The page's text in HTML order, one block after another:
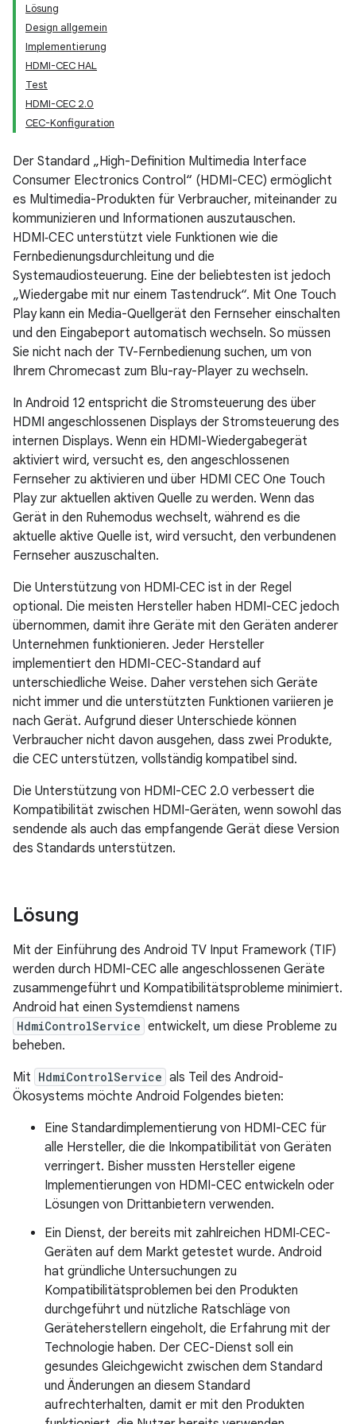
Lösung
Design allgemein
Implementierung
HDMI-CEC HAL
Test
HDMI-CEC 2.0
CEC-Konfiguration
Der Standard „High-Definition Multimedia Interface
Consumer Electronics Control“ (HDMI-CEC) ermöglicht
es Multimedia-Produkten für Verbraucher, miteinander zu
kommunizieren und Informationen auszutauschen.
HDMI‑CEC unterstützt viele Funktionen wie die
Fernbedienungsdurchleitung und die
Systemaudiosteuerung. Eine der beliebtesten ist jedoch
„Wiedergabe mit nur einem Tastendruck“. Mit One Touch
Play kann ein Media-Quellgerät den Fernseher einschalten
und den Eingabeport automatisch wechseln. So müssen
Sie nicht nach der TV-Fernbedienung suchen, um von
Ihrem Chromecast zum Blu-ray-Player zu wechseln.
In Android 12 entspricht die Stromsteuerung des über
HDMI angeschlossenen Displays der Stromsteuerung des
internen Displays. Wenn ein HDMI-Wiedergabegerät
aktiviert wird, versucht es, den angeschlossenen
Fernseher zu aktivieren und über HDMI CEC One Touch
Play zur aktuellen aktiven Quelle zu werden. Wenn das
Gerät in den Ruhemodus wechselt, während es die
aktuelle aktive Quelle ist, wird versucht, den verbundenen
Fernseher auszuschalten.
Die Unterstützung von HDMI‑CEC ist in der Regel
optional. Die meisten Hersteller haben HDMI-CEC jedoch
übernommen, damit ihre Geräte mit den Geräten anderer
Unternehmen funktionieren. Jeder Hersteller
implementiert den HDMI-CEC-Standard auf
unterschiedliche Weise. Daher verstehen sich Geräte
nicht immer und die unterstützten Funktionen variieren je
nach Gerät. Aufgrund dieser Unterschiede können
Verbraucher nicht davon ausgehen, dass zwei Produkte,
die CEC unterstützen, vollständig kompatibel sind.
Die Unterstützung von HDMI-CEC 2.0 verbessert die
Kompatibilität zwischen HDMI-Geräten, wenn sowohl das
sendende als auch das empfangende Gerät diese Version
des Standards unterstützen.
Lösung
Mit der Einführung des Android TV Input Framework (TIF)
werden durch HDMI-CEC alle angeschlossenen Geräte
zusammengeführt und Kompatibilitätsprobleme minimiert.
Android hat einen Systemdienst namens
HdmiControlService entwickelt, um diese Probleme zu
beheben.
Mit HdmiControlService als Teil des Android-
Ökosystems möchte Android Folgendes bieten:
Eine Standardimplementierung von HDMI-CEC für
alle Hersteller, die die Inkompatibilität von Geräten
verringert. Bisher mussten Hersteller eigene
Implementierungen von HDMI-CEC entwickeln oder
Lösungen von Drittanbietern verwenden.
Ein Dienst, der bereits mit zahlreichen HDMI‑CEC-
Geräten auf dem Markt getestet wurde. Android
hat gründliche Untersuchungen zu
Kompatibilitätsproblemen bei den Produkten
durchgeführt und nützliche Ratschläge von
Geräteherstellern eingeholt, die Erfahrung mit der
Technologie haben. Der CEC-Dienst soll ein
gesundes Gleichgewicht zwischen dem Standard
und Änderungen an diesem Standard
aufrechterhalten, damit er mit den Produkten